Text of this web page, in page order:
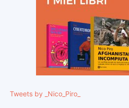
Tweets by _Nico_Piro_